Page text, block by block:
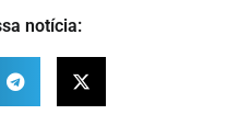
notícia: